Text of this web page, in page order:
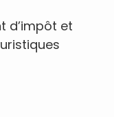
d’impôt et